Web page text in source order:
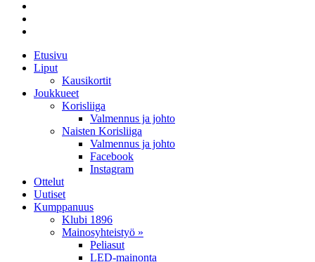
Etusivu
Liput
Kausikortit
Joukkueet
Korisliiga
Valmennus ja johto
Naisten Korisliiga
Valmennus ja johto
Facebook
Instagram
Ottelut
Uutiset
Kumppanuus
Klubi 1896
Mainosyhteistyö »
Peliasut
LED-mainonta